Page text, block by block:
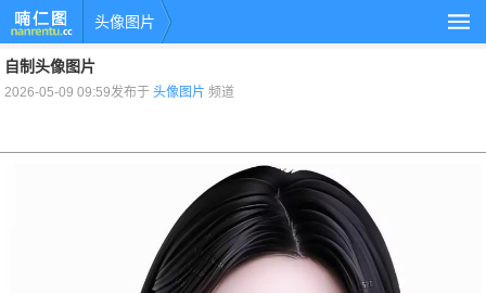
头像图片
自制头像图片
2026-05-09 09:59发布于头像图片 频道